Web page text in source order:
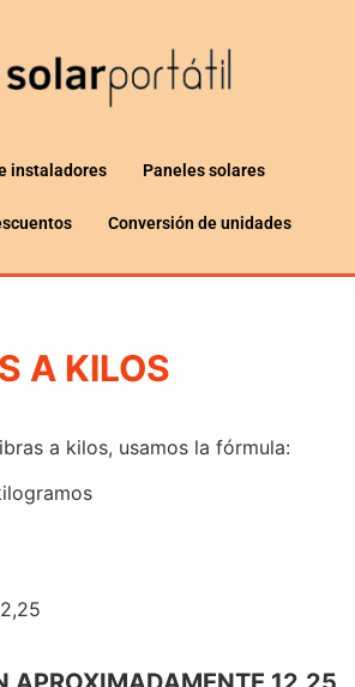
instaladores Paneles solares
Conversión de unidades
A KILOS
a kilos, usamos la fórmula: